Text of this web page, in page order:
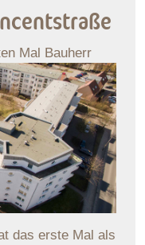
Mal Bauherr
das erste Mal als